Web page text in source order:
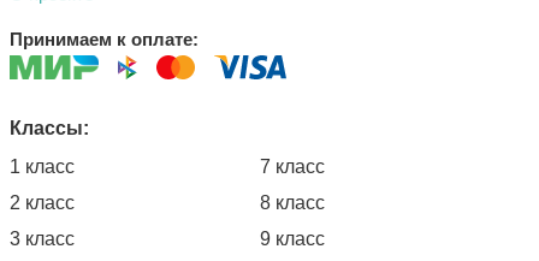
Принимаем к оплате:
Классы:
1 класс
2 класс
3 класс
7 класс
8 класс
9 класс